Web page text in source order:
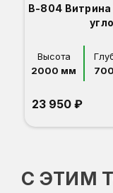
В-804 Витрина
Высота
2000 мм
23 950 ₽
С ЭТИМ